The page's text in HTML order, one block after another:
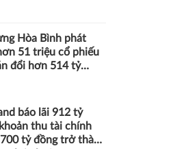
Hòa Bình phát
51 triệu cổ phiếu
đổi hơn 514 tỷ
báo lãi 912 tỷ
thu tài chính
tỷ đồng trở thành